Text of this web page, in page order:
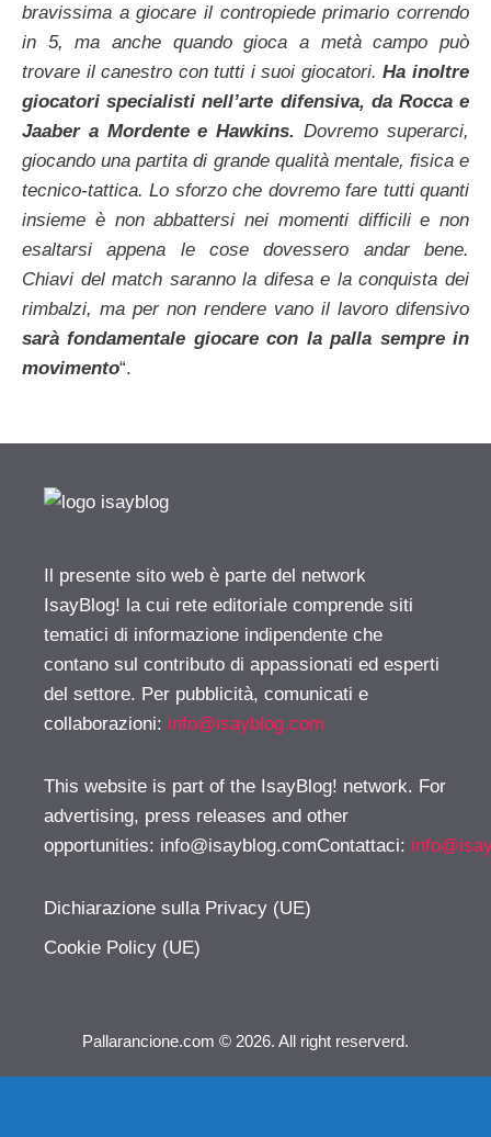
bravissima a giocare il contropiede primario correndo
in 5, ma anche quando gioca a metà campo può
trovare il canestro con tutti i suoi giocatori.Ha inoltre
giocatori specialisti nell’arte difensiva, da Rocca e
Jaaber a Mordente e Hawkins. Dovremo superarci,
giocando una partita di grande qualità mentale, fisica e
tecnico-tattica. Lo sforzo che dovremo fare tutti quanti
insieme è non abbattersi nei momenti difficili e non
esaltarsi appena le cose dovessero andar bene.
Chiavi del match saranno la difesa e la conquista dei
rimbalzi, ma per non rendere vano il lavoro difensivo
sarà fondamentale giocare con la palla sempre in
movimento“.
Il presente sito web è parte del network
IsayBlog! la cui rete editoriale comprende siti
tematici di informazione indipendente che
contano sul contributo di appassionati ed esperti
del settore. Per pubblicità, comunicati e
collaborazioni: info@isayblog.com
This website is part of the IsayBlog! network. For
advertising, press releases and other
opportunities: info@isayblog.comContattaci:
Dichiarazione sulla Privacy (UE)
Cookie Policy (UE)
Pallarancione.com © 2026. All right reserverd.